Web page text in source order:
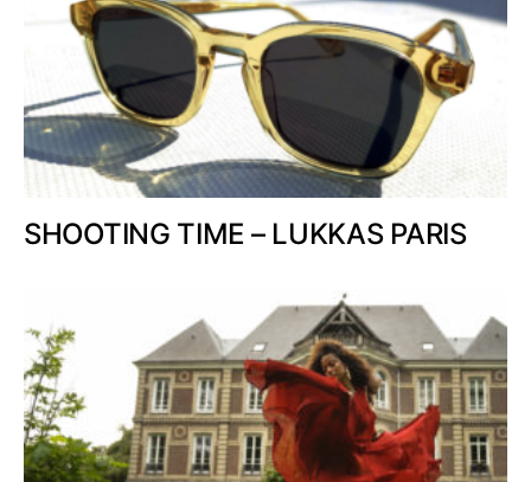
SHOOTING TIME – LUKKAS PARIS